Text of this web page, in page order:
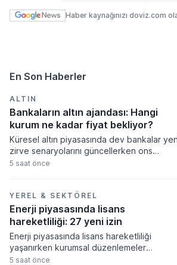
Haber kaynağınızı doviz.com
En Son Haberler
ALTIN
Bankaların altın ajandası: Hangi
kurum ne kadar fiyat bekliyor?
Küresel altın piyasasında dev bankalar
zirve senaryolarını güncellerken ons
fiyatının 5.300 dolara kadar tırmanması
doğrultusunda revize edilen tahminler,
fiyatların orta ve uzun vadede tarihi
seviyeleri aşacağına işaret ediyor.
5 saat önce
YEREL & SEKTÖREL
Enerji piyasasında lisans
hareketliliği: 27 yeni izin
Enerji piyasasında lisans hareketliliği
yaşanırken kurumsal düzenlemeler
resmiyet kazandı. Enerji piyasası
5 saat önce